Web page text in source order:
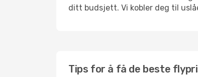
ditt budsjett. Vi kobler deg til
Tips for å få de beste